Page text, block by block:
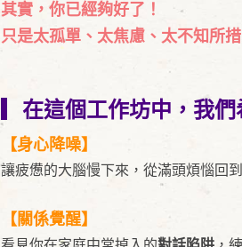
其實，你已經夠好了！
只是太孤單、太焦慮、太不知所措
▎在這個工作坊中，我們
【身心降噪】
讓疲憊的大腦慢下來，從滿頭煩惱回
【關係覺醒】